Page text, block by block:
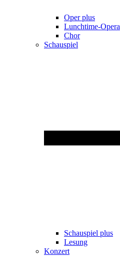
Oper plus
Lunchtime-Opera
Chor
Schauspiel
Schauspiel plus
Lesung
Konzert